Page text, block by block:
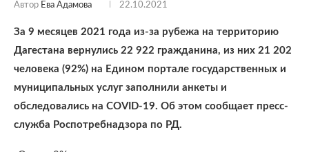
Автор Ева Адамова 22.10.2021
За 9 месяцев 2021 года из-за рубежа на территорию
Дагестана вернулись 22 922 гражданина, из них 21 202
человека (92%) на Едином портале государственных и
муниципальных услуг заполнили анкеты и
обследовались на COVID-19. Об этом сообщает пресс-
служба Роспотребнадзора по РД.